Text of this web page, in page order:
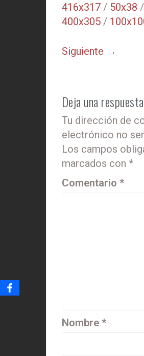
416x317/ 50x38 /
400x305/
Siguiente →
Deja una respuesta
Tu dirección de
electrónico no
Los campos
marcados con *
Comentario *
Nombre *